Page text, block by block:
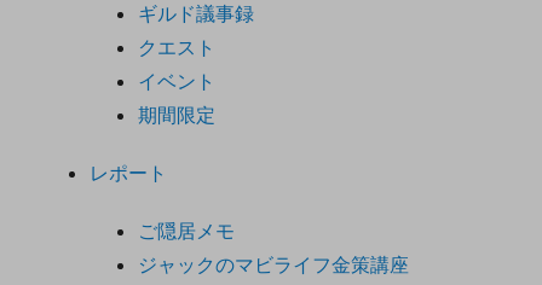
ギルド議事録
クエスト
イベント
期間限定
レポート
ご隠居メモ
ジャックのマビライフ金策講座